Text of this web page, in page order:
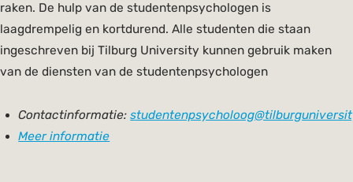
raken. De hulp van de studentenpsychologen is
laagdrempelig en kortdurend. Alle studenten die staan
ingeschreven bij Tilburg University kunnen gebruik maken
van de diensten van de studentenpsychologen
Contactinformatie:
Meer informatie